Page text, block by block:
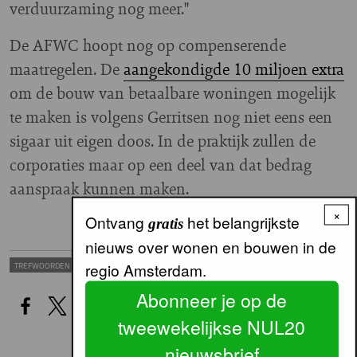
verduurzaming nog meer."
De AFWC hoopt nog op compenserende
maatregelen. Deaangekondigde 10 miljoen extra
om de bouw van betaalbare woningen mogelijk
te maken is volgens Gerritsen nog niet eens een
sigaar uit eigen doos. In de praktijk zullen de
corporaties maar op een deel van dat bedrag
aanspraak kunnen maken.
TREFWOORDEN WONINGCORPORATIES AFWC
×
Ontvang gratishet belangrijkste
nieuws over wonen en bouwen in de
regio Amsterdam.
Abonneer je op de
tweewekelijkse NUL20